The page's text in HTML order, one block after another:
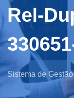
Rel-
Sistema de